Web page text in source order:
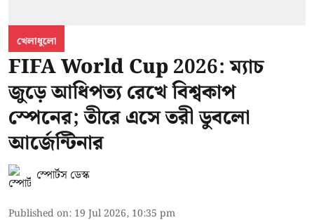
খেলাধুলো
FIFA World Cup 2026: ম্যাচ
জুড়ে আধিপত্য রেখে বিশ্বকাপ
স্পেনের; তীরে এসে তরী ডুবলো
আর্জেন্টিনার
স্পোর্টস ডেস্ক
Published on: 19 Jul 2026, 10:35 pm